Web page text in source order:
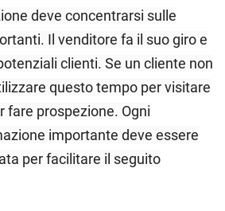
deve concentrarsi sulle
Il venditore fa il suo giro e
clienti. Se un cliente non
questo tempo per visitare
fare prospezione. Ogni
importante deve essere
per facilitare il seguito